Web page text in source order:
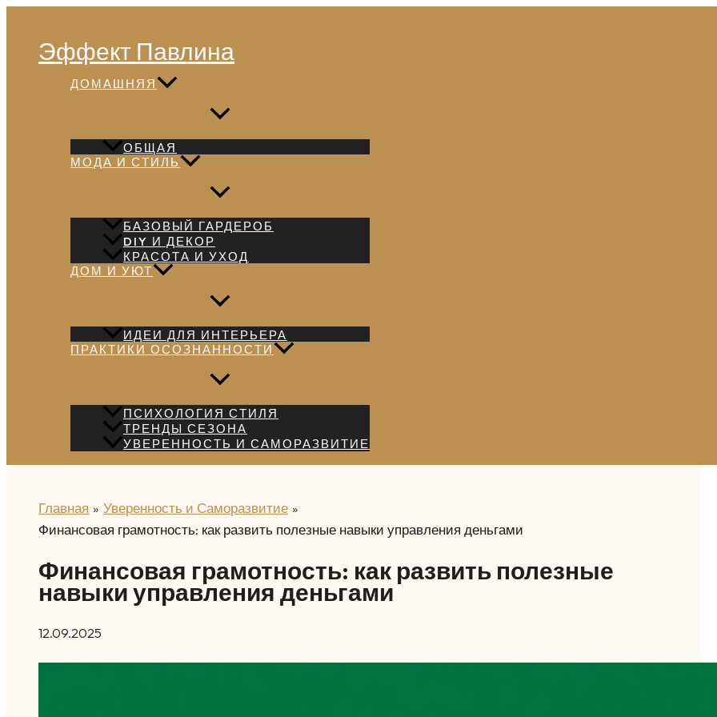
содержимому
Эффект Павлина
ДОМАШНЯЯ
ОБЩАЯ
МОДА И СТИЛЬ
БАЗОВЫЙ ГАРДЕРОБ
DIY И ДЕКОР
КРАСОТА И УХОД
ДОМ И УЮТ
ИДЕИ ДЛЯ ИНТЕРЬЕРА
ПРАКТИКИ ОСОЗНАННОСТИ
ПСИХОЛОГИЯ СТИЛЯ
ТРЕНДЫ СЕЗОНА
УВЕРЕННОСТЬ И САМОРАЗВИТИЕ
Главная
Уверенность и Саморазвитие
Финансовая грамотность: как развить полезные навыки управления деньгами
Финансовая грамотность: как развить полезные
навыки управления деньгами
12.09.2025